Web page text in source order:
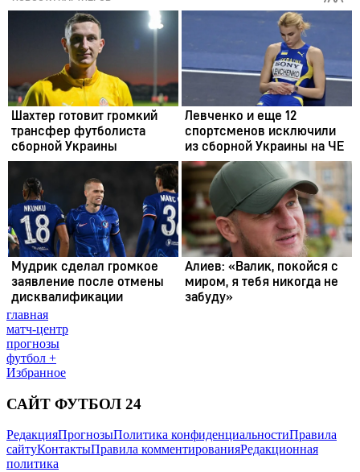
главная
матч-центр
прогнозы
футбол +
Избранное
САЙТ ФУТБОЛ 24
РедакцияПрогнозыПолитика конфиденциальностиПравила
сайтуКонтактыПравила комментированияРедакционная
политика